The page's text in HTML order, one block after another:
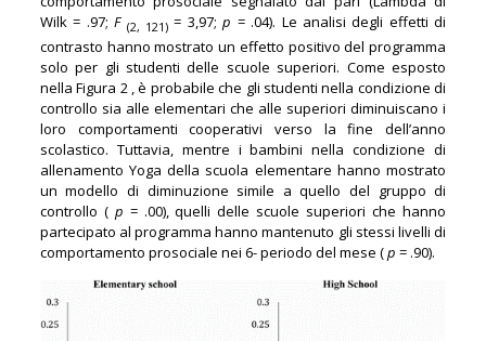
Wilk = .97;F (2, 121)= 3,97;p = .04). Le analisi degli effetti di
contrasto hanno mostrato un effetto positivo del programma
solo per gli studenti delle scuole superiori. Come esposto
nella Figura 2 , è probabile che gli studenti nella condizione di
controllo sia alle elementari che alle superiori diminuiscano i
loro comportamenti cooperativi verso la fine dell’anno
scolastico. Tuttavia, mentre i bambini nella condizione di
allenamento Yoga della scuola elementare hanno mostrato
un modello di diminuzione simile a quello del gruppo di
controllo ( p = .00), quelli delle scuole superiori che hanno
partecipato al programma hanno mantenuto gli stessi livelli di
comportamento prosociale nei 6- periodo del mese (p = .90).